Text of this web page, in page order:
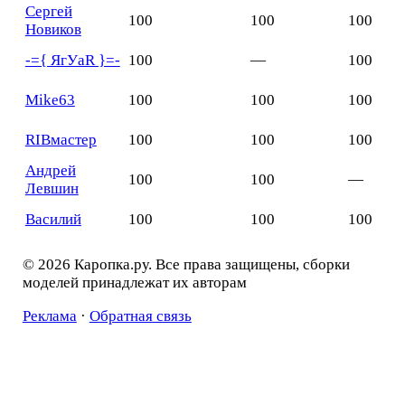
Сергей
Новиков
100 100 100
-={ ЯгУаR }=- 100 — 100
Mike63 100 100 100
RIBмастер 100 100
100
Андрей
Левшин
100 100 —
Василий 100 100 100
© 2026 Каропка.ру. Все права защищены, сборки
моделей принадлежат их авторам
Реклама· Обратная связь